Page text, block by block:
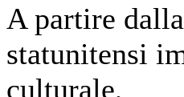
A partire
statunitensi
culturale,